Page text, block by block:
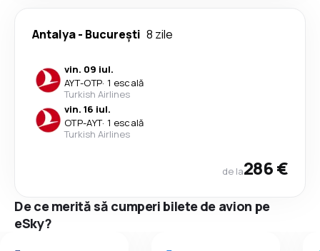
Antalya- București 8 zile
vin. 09 iul.
AYT-OTP· 1 escală
Turkish Airlines
vin. 16 iul.
OTP-AYT· 1 escală
Turkish Airlines
de la286 €
De ce merită să cumperi bilete de avion pe
eSky?